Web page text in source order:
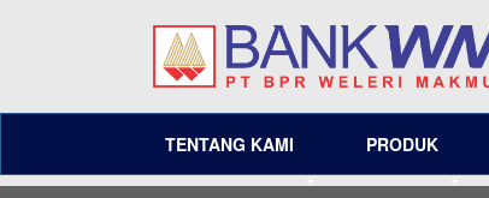
TENTANG KAMI PRODUK